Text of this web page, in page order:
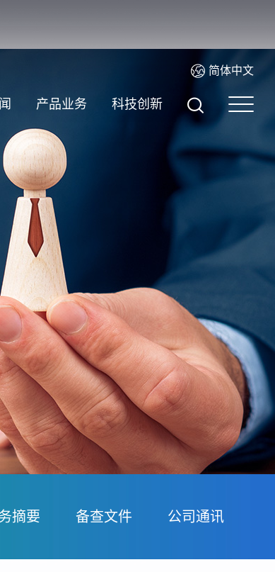
简体中文
产品业务 科技创新
摘要 备查文件 公司通讯